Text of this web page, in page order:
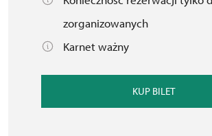
zorganizowanych
Karnet ważny
KUP BILET